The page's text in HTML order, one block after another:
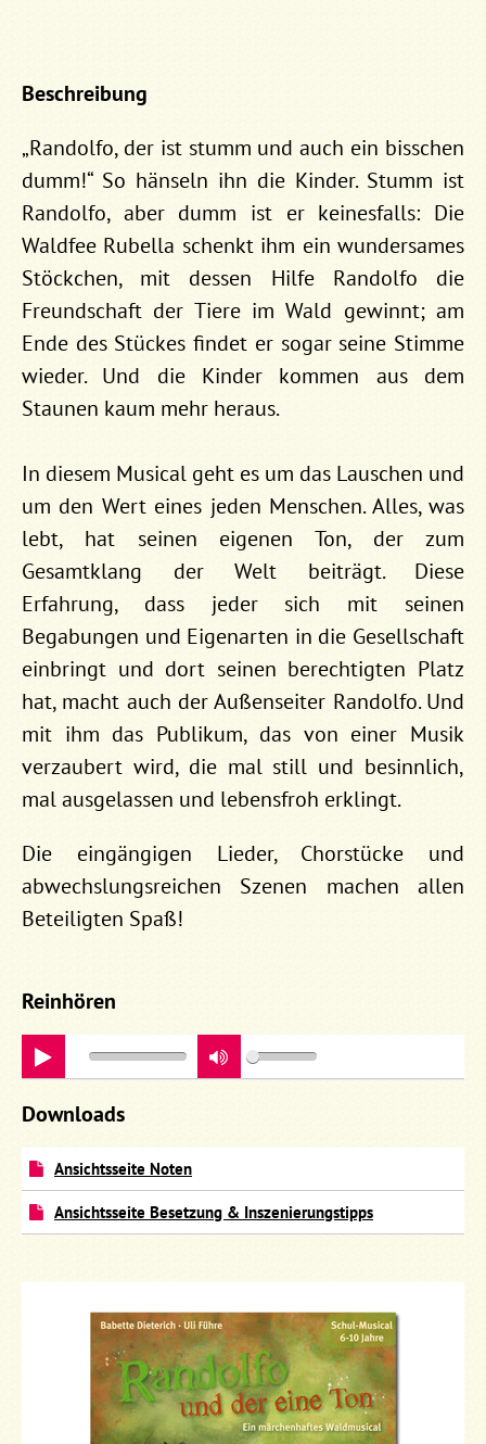
Beschreibung
„Randolfo, der ist stumm und auch ein bisschen
dumm!“ So hänseln ihn die Kinder. Stumm ist
Randolfo, aber dumm ist er keinesfalls: Die
Waldfee Rubella schenkt ihm ein wundersames
Stöckchen, mit dessen Hilfe Randolfo die
Freundschaft der Tiere im Wald gewinnt; am
Ende des Stückes findet er sogar seine Stimme
wieder. Und die Kinder kommen aus dem
Staunen kaum mehr heraus.
In diesem Musical geht es um das Lauschen und
um den Wert eines jeden Menschen. Alles, was
lebt, hat seinen eigenen Ton, der zum
Gesamtklang der Welt beiträgt. Diese
Erfahrung, dass jeder sich mit seinen
Begabungen und Eigenarten in die Gesellschaft
einbringt und dort seinen berechtigten Platz
hat, macht auch der Außenseiter Randolfo. Und
mit ihm das Publikum, das von einer Musik
verzaubert wird, die mal still und besinnlich,
mal ausgelassen und lebensfroh erklingt.
Die eingängigen Lieder, Chorstücke und
abwechslungsreichen Szenen machen allen
Beteiligten Spaß!
Reinhören
Downloads
Ansichtsseite Noten
Ansichtsseite Besetzung & Inszenierungstipps